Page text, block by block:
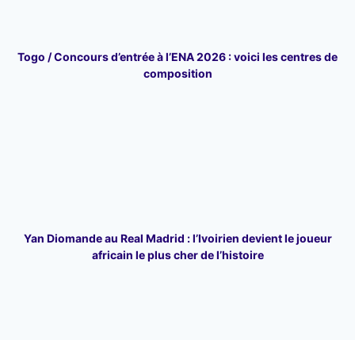
Togo / Concours d’entrée à l’ENA 2026 : voici les centres de
composition
Yan Diomande au Real Madrid : l’Ivoirien devient le joueur
africain le plus cher de l’histoire